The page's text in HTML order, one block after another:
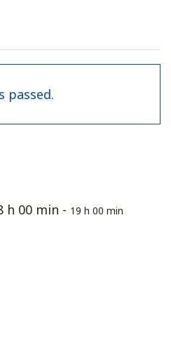
passed.
h 00 min - 19 h 00 min